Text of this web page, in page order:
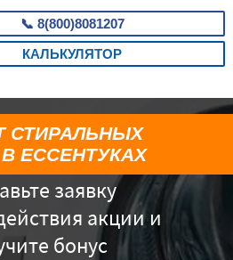
📞 8(800)8081207
КАЛЬКУЛЯТОР
заявку
акции и
бонус
СТИРАЛЬНЫХ
ЕССЕНТУКАХ